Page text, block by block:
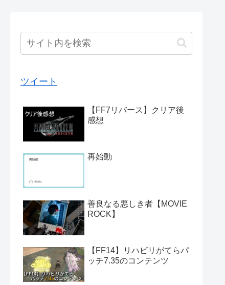
ツイート
【FF7リバース】クリア後
感想
再始動
善良なる悪しき者【MOVIE
ROCK】
【FF14】リハビリがてらパ
ッチ7.35のコンテンツ